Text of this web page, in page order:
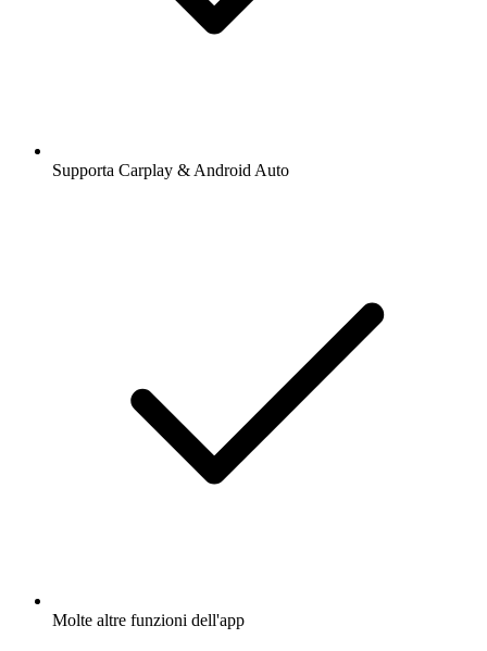
Supporta Carplay & Android Auto
Molte altre funzioni dell'app